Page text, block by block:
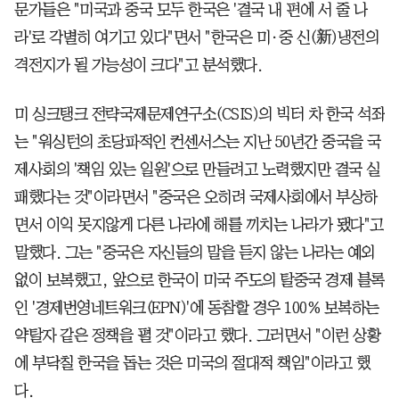
문가들은 "미국과 중국 모두 한국은 '결국 내 편에 서 줄 나
라'로 각별히 여기고 있다"면서 "한국은 미·중 신(新)냉전의
격전지가 될 가능성이 크다"고 분석했다.
미 싱크탱크 전략국제문제연구소(CSIS)의 빅터 차 한국 석좌
는 "워싱턴의 초당파적인 컨센서스는 지난 50년간 중국을 국
제사회의 '책임 있는 일원'으로 만들려고 노력했지만 결국 실
패했다는 것"이라면서 "중국은 오히려 국제사회에서 부상하
면서 이익 못지않게 다른 나라에 해를 끼치는 나라가 됐다"고
말했다. 그는 "중국은 자신들의 말을 듣지 않는 나라는 예외
없이 보복했고, 앞으로 한국이 미국 주도의 탈중국 경제 블록
인 '경제번영네트워크(EPN)'에 동참할 경우 100% 보복하는
약탈자 같은 정책을 펼 것"이라고 했다. 그러면서 "이런 상황
에 부닥칠 한국을 돕는 것은 미국의 절대적 책임"이라고 했
다.